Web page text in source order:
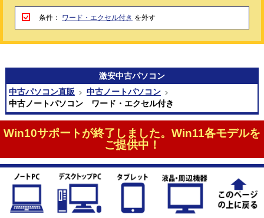
条件： ワード・エクセル付き を外す
激安中古パソコン
中古パソコン直販
中古ノートパソコン
中古ノートパソコン ワード・エクセル付き
Win10サポートが終了しました。Win11各モデルを
ご提供中！